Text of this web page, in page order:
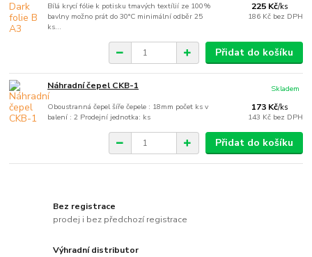
Bílá krycí fólie k potisku tmavých textílií ze 100%
bavlny možno prát do 30°C minimální odběr 25
ks...
225 Kč/ks
186 Kč bez DPH
Přidat do košíku
Náhradní čepel CKB-1
Oboustranná čepel šíře čepele : 18mm počet ks v
balení : 2 Prodejní jednotka: ks
173 Kč/ks
143 Kč bez DPH
Skladem
Přidat do košíku
Bez registrace
prodej i bez předchozí registrace
Výhradní distributor